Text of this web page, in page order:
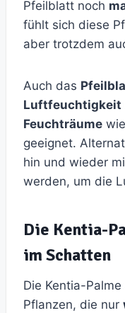
Pfeilblatt noch
fühlt sich diese
aber trotzdem
Auch das
Luftfeuchtigkeit
Feuchträume
geeignet.
hin und wieder
werden, um die
Die Kentia-
im Schatten
Die Kentia-
Pflanzen, die nur